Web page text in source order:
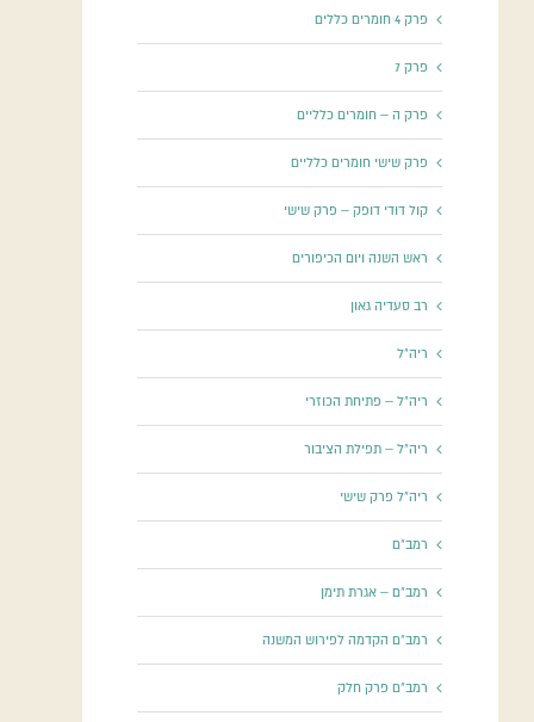
פרק 4 חומרים כללים
פרק 7
פרק ה – חומרים כלליים
פרק שישי חומרים כלליים
קול דודי דופק – פרק שישי
ראש השנה ויום הכיפורים
רב סעדיה גאון
ריה"ל
ריה"ל – פתיחת הכוזרי
ריה"ל – תפילת הציבור
ריה"ל פרק שישי
רמב"ם
רמב"ם – אגרת תימן
רמב"ם הקדמה לפירוש המשנה
רמב"ם פרק חלק